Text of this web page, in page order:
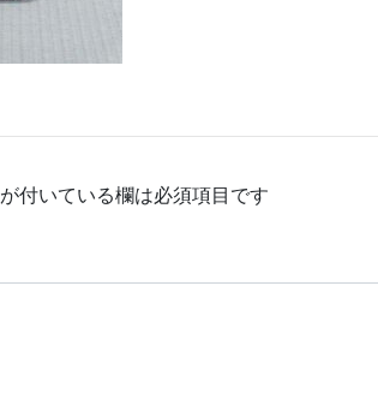
が付いている欄は必須項目です